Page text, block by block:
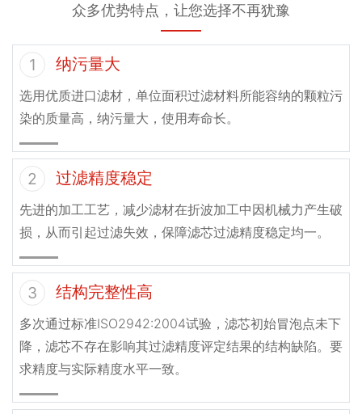
众多优势特点，让您选择不再犹豫
1 纳污量大
选用优质进口滤材，单位面积过滤材料所能容纳的颗粒污
染的质量高，纳污量大，使用寿命长。
2 过滤精度稳定
先进的加工工艺，减少滤材在折波加工中因机械力产生破
损，从而引起过滤失效，保障滤芯过滤精度稳定均一。
3 结构完整性高
多次通过标准ISO2942:2004试验，滤芯初始冒泡点未下
降，滤芯不存在影响其过滤精度评定结果的结构缺陷。要
求精度与实际精度水平一致。